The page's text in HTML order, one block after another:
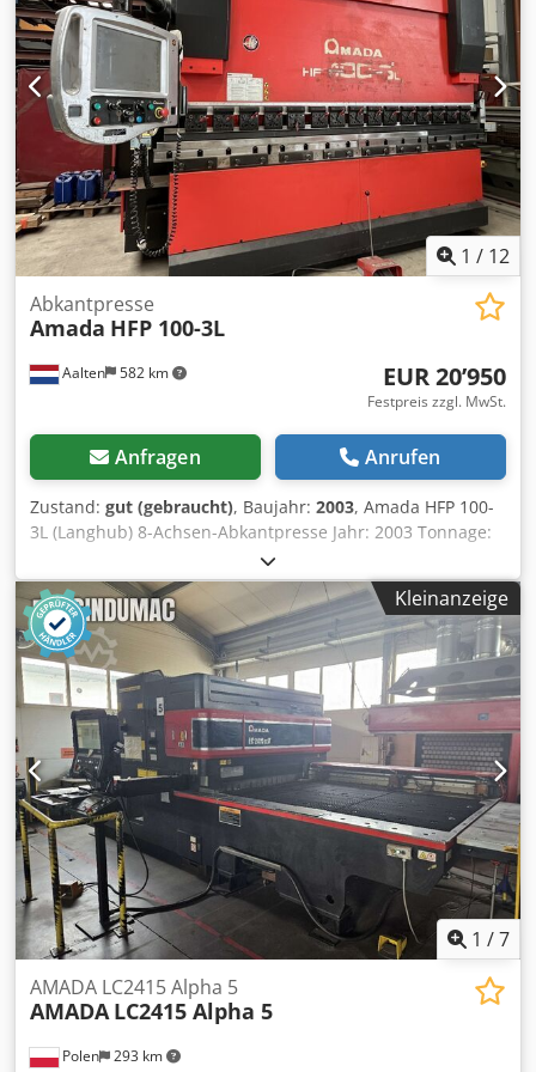
1 / 12
Aalten 582 km
Abkantpresse
Amada HFP 100-3L
EUR 20’950
Festpreis zzgl. MwSt.
Anfragen Anrufen
Zustand: gut (gebraucht), Baujahr: 2003, Amada HFP 100-
3L (Langhub) 8-Achsen-Abkantpresse Jahr: 2003 Tonnage:
100 Tonnen Max. Biegelänge: 3110 mm Standardhub: 350
mm Anfahrgeschwindigkeit: 100 mm/Sek
Biegegeschwindigkeit: 10 mm/Sek
Rücklaufgeschwindigkeit: 100 mm/Sek Gewicht: 7100 kg
Abmessungen Maschinenlänge: 4498 mm
Maschinenbreite: 2450 mm Strahlbreite: 60 mm Csdpfjvn S
I Djx Abtjrf Abstand zwischen den Seitenrahmen: 2705 mm
Maschinenhöhe: 2860 mm Offene Höhe: 620 mm CNC-
Steuerungstyp: AMNC Anzeige: Touchscreen Akas
Lasersicherheit Lenkachsen: 8 Achsen, Y1, Y2, X1, X2, R1,
R2, Z1, Z2 Dokumentation verfügbar Winkelmesssystem
Digipro Lieferung mit 1 Werkzeugsatz
Kleinanzeige
1 /7
Polen 293 km
AMADA LC2415 Alpha 5
AMADA LC2415 Alpha 5